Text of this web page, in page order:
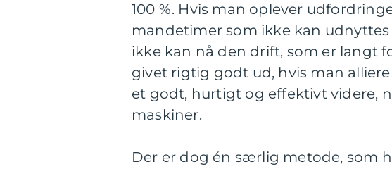
100 %. Hvis man oplever
mandetimer som ikke kan
ikke kan nå den drift, som er langt
givet rigtig godt ud, hvis man
et godt, hurtigt og effektivt videre,
maskiner.
Der er dog én særlig metode, som